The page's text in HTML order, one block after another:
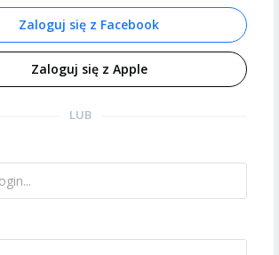
Zaloguj się z Facebook
Zaloguj się z Apple
LUB